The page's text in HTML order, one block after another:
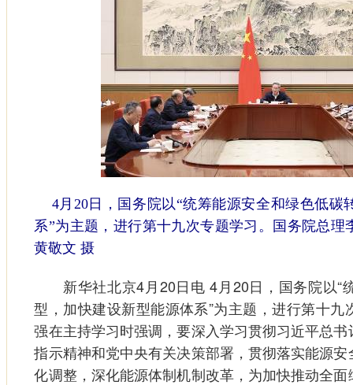
4月20日，国务院以“统筹能源安全和绿色低碳
系”为主题，进行第十九次专题学习。国务院总理
黄敬文 摄
新华社北京4月20日电 4月20日，国务院以“
型，加快建设新型能源体系”为主题，进行第十
强在主持学习时强调，要深入学习贯彻习近平总
指示精神和党中央有关决策部署，贯彻落实能源
化调整，深化能源体制机制改革，为加快推动全